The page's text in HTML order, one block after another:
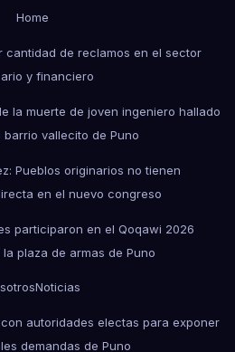
Home
cantidad de reclamos en el sector
y financiero
la muerte de joven ingeniero hallado
barrio vallecito de Puno
Pueblos originarios no tienen
en el nuevo congreso
participaron en el Qoqawi 2026
plaza de armas de Puno
Noticias
autoridades electas para exponer
demandas de Puno